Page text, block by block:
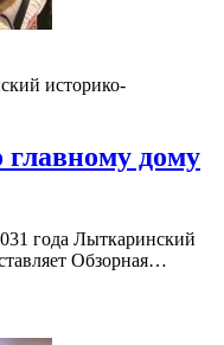
историко-
главному дому
года Лыткаринский
Обзорная…